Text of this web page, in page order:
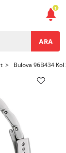
ARA
> Bulova 96B434 Kol
1